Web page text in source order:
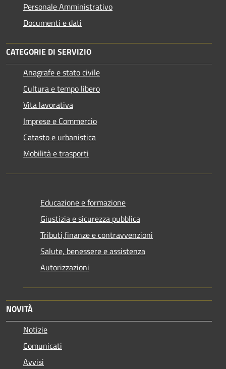
Personale Amministrativo
Documenti e dati
CATEGORIE DI SERVIZIO
Anagrafe e stato civile
Cultura e tempo libero
Vita lavorativa
Imprese e Commercio
Catasto e urbanistica
Mobilità e trasporti
Educazione e formazione
Giustizia e sicurezza pubblica
Tributi,finanze e contravvenzioni
Salute, benessere e assistenza
Autorizzazioni
NOVITÀ
Notizie
Comunicati
Avvisi